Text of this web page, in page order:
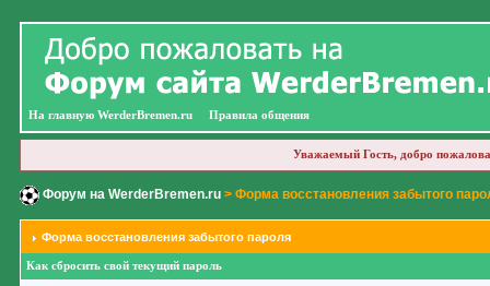
На главную WerderBremen.ru Правила общения
Уважаемый Гость, добро
Форум на WerderBremen.ru> Форма восстановления забытого
Форма восстановления забытого пароля
Как сбросить свой текущий пароль